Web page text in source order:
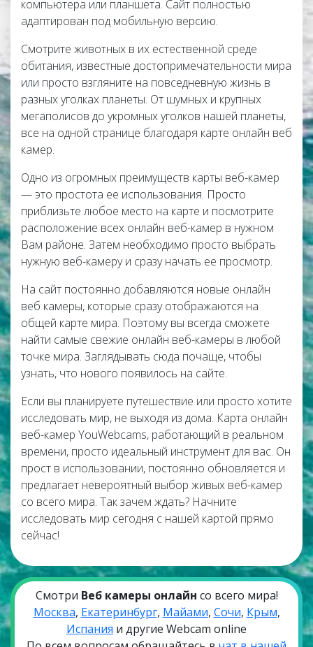
компьютера или планшета. Сайт полностью
адаптирован под мобильную версию.
Смотрите животных в их естественной среде
обитания, известные достопримечательности мира
или просто взгляните на повседневную жизнь в
разных уголках планеты. От шумных и крупных
мегаполисов до укромных уголков нашей планеты,
все на одной странице благодаря карте онлайн веб
камер.
Одно из огромных преимуществ карты веб-камер
— это простота ее использования. Просто
приблизьте любое место на карте и посмотрите
расположение всех онлайн веб-камер в нужном
Вам районе. Затем необходимо просто выбрать
нужную веб-камеру и сразу начать ее просмотр.
На сайт постоянно добавляются новые онлайн
веб камеры, которые сразу отображаются на
общей карте мира. Поэтому вы всегда сможете
найти самые свежие онлайн веб-камеры в любой
точке мира. Заглядывать сюда почаще, чтобы
узнать, что нового появилось на сайте.
Если вы планируете путешествие или просто хотите
исследовать мир, не выходя из дома. Карта онлайн
веб-камер YouWebcams, работающий в реальном
времени, просто идеальный инструмент для вас. Он
прост в использовании, постоянно обновляется и
предлагает невероятный выбор живых веб-камер
со всего мира. Так зачем ждать? Начните
исследовать мир сегодня с нашей картой прямо
сейчас!
Смотри Веб камеры онлайн со всего мира!
Москва, Екатеринбург, Майами, Сочи, Крым,
Испания и другие Webcam online